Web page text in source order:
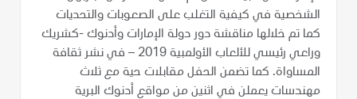
الشخصية في كيفية التغلب على الصعوبات والتحديات
كما تم خلالها مناقشة دور دولة الإمارات وأدنوك -كشريك
وراعي رئيسي للألعاب الأولمبية 2019 – في نشر ثقافة
المساواة. كما تضمن الحفل مقابلات حية مع ثلاث
مهندسات يعملن في اثنين من مواقع أدنوك البرية